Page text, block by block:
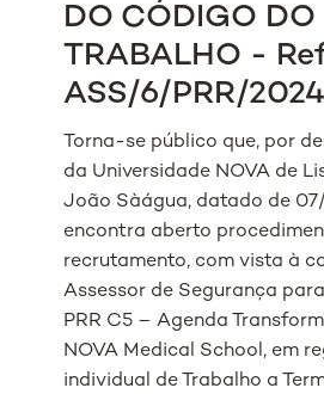
DO CÓDIGO DO
TRABALHO -
ASS/6/PRR/2024
Torna-se público que, por
da Universidade NOVA de
João Sàágua, datado de
encontra aberto
recrutamento, com vista à
Assessor de Segurança
PRR C5 – Agenda
NOVA Medical School, em
individual de Trabalho a